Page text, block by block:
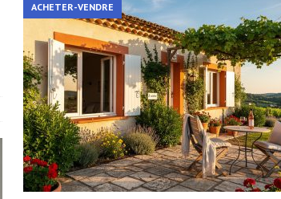
ACHETER-VENDRE